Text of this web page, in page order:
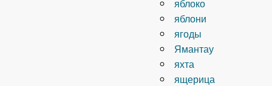
яблоко
яблони
ягоды
Ямантау
яхта
ящерица